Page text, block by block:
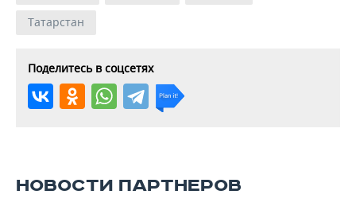
Татарстан
Поделитесь в соцсетях
НОВОСТИ ПАРТНЕРОВ